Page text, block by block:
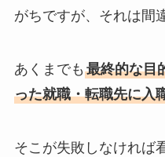
がちですが、それは間
あくまでも 最終的な目
った就職・転職先に入
そこが失敗しなければ